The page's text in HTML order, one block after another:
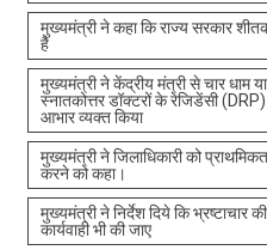
मुख्यमंत्री ने कहा कि राज्य सरकार
है
मुख्यमंत्री ने केंद्रीय मंत्री से चार धाम
स्नातकोत्तर डॉक्टरों के रेजिडेंसी
आभार व्यक्त किया
मुख्यमंत्री ने जिलाधिकारी को
करने को कहा।
मुख्यमंत्री ने निर्देश दिये कि
कार्यवाही भी की जाए